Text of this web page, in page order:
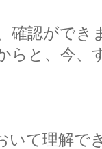
確認ができ
らと、今、
いて理解で